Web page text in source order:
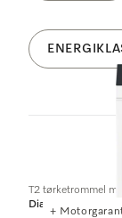
+
T2 tørketrommel
Diamond